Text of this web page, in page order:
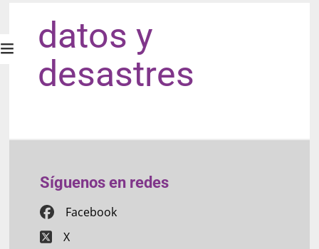
datos y
desastres
Síguenos en redes
Facebook
X